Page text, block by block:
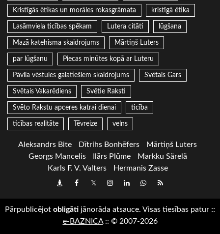
Kristīgās ētikas un morāles rokasgrāmata kristīgā ētika
Lasāmviela ticības spēkam Lutera citāti lūgšana
Mazā katehisma skaidrojums Mārtiņš Luters
par lūgšanu Piecas minūtes kopā ar Luteru
Pāvila vēstules galatiešiem skaidrojums Svētais Gars
Svētais Vakarēdiens Svētie Raksti
Svēto Rakstu apceres katrai dienai ticība
ticības realitāte Tēvreize velns
Aleksandrs Bite Dītrihs Bonhēfers
Mārtiņš Luters
Georgs Mancelis
Ilārs Plūme
Markku Särelä
Karls F. V. Valters
Hermanis Zasse
DraugiemFacebook
TwitterInstagram
LinkedInwhatsapp
RSS
Pārpublicējot obligāti jānorāda atsauce. Visas tiesības patur ::
e-BAZNICA:: © 2007-2026